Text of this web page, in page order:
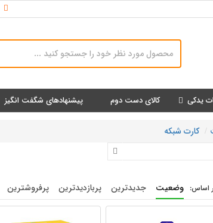
یدکی کالای دست دوم پیشنهادهای شگفت انگیز
کارت شبکه
وضعیت جدیدترین پربازدیدترین پرفروشترین